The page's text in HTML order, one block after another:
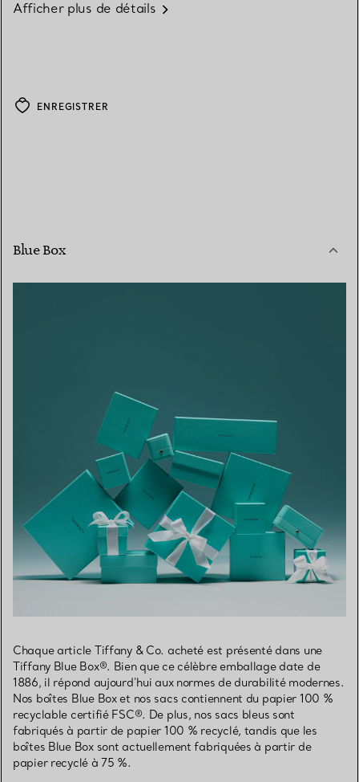
Afficher plus de détails
ENREGISTRER
Blue Box
Chaque article Tiffany & Co. acheté est présenté dans une
Tiffany Blue Box®. Bien que ce célèbre emballage date de
1886, il répond aujourd’hui aux normes de durabilité modernes.
Nos boîtes Blue Box et nos sacs contiennent du papier 100 %
recyclable certifié FSC®. De plus, nos sacs bleus sont
fabriqués à partir de papier 100 % recyclé, tandis que les
boîtes Blue Box sont actuellement fabriquées à partir de
papier recyclé à 75 %.